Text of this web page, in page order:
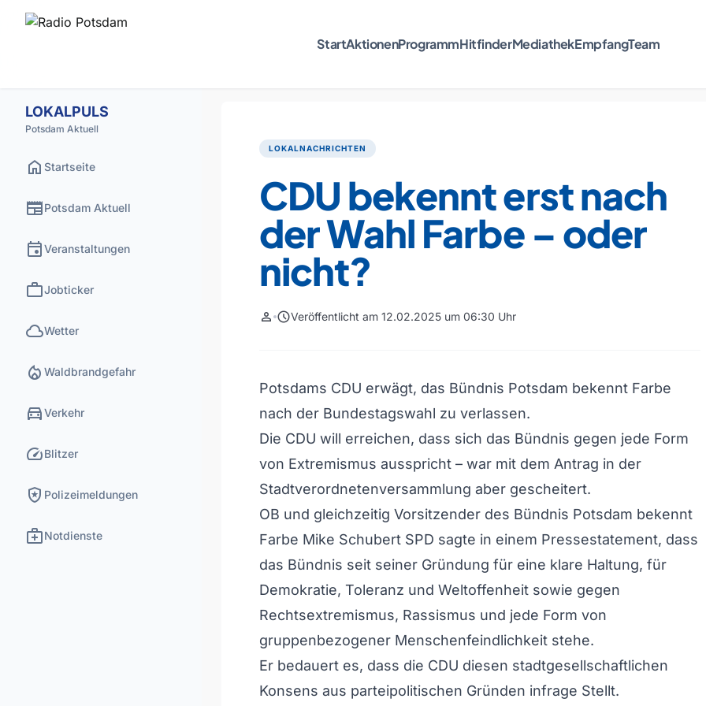
StartAktionenProgrammHitfinderMediathekEmpfangTeam
LOKALPULS
Potsdam Aktuell
home Startseite
newspaperPotsdam Aktuell
eventVeranstaltungen
workJobticker
cloudWetter
local_fire_department Waldbrandgefahr
directions_carVerkehr
speedBlitzer
local_police Polizeimeldungen
medical_servicesNotdienste
LOKALNACHRICHTEN
CDU bekennt erst nach
der Wahl Farbe – oder
nicht?
person scheduleVeröffentlicht am 12.02.2025 um 06:30 Uhr
Potsdams CDU erwägt, das Bündnis Potsdam bekennt Farbe
nach der Bundestagswahl zu verlassen.
Die CDU will erreichen, dass sich das Bündnis gegen jede Form
von Extremismus ausspricht – war mit dem Antrag in der
Stadtverordnetenversammlung aber gescheitert.
OB und gleichzeitig Vorsitzender des Bündnis Potsdam bekennt
Farbe Mike Schubert SPD sagte in einem Pressestatement, dass
das Bündnis seit seiner Gründung für eine klare Haltung, für
Demokratie, Toleranz und Weltoffenheit sowie gegen
Rechtsextremismus, Rassismus und jede Form von
gruppenbezogener Menschenfeindlichkeit stehe.
Er bedauert es, dass die CDU diesen stadtgesellschaftlichen
Konsens aus parteipolitischen Gründen infrage Stellt.